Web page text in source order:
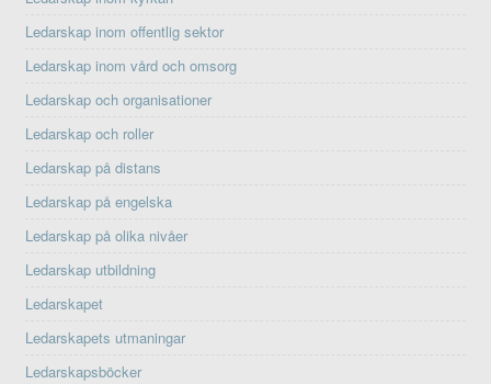
Ledarskap inom offentlig sektor
Ledarskap inom vård och omsorg
Ledarskap och organisationer
Ledarskap och roller
Ledarskap på distans
Ledarskap på engelska
Ledarskap på olika nivåer
Ledarskap utbildning
Ledarskapet
Ledarskapets utmaningar
Ledarskapsböcker